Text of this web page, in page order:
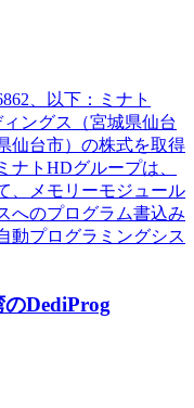
、以下：ミナト
ングス（宮城県仙台
仙台市）の株式を取得
ナトHDグループは、
、メモリーモジュール
へのプログラム書込み
動プログラミングシス
DediProg